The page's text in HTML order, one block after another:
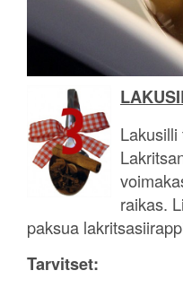
raikas.
paksua
Tarvitset: